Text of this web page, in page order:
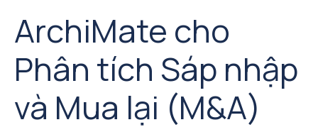
ArchiMate cho
Phân tích Sáp nhập
và Mua lại (M&A)